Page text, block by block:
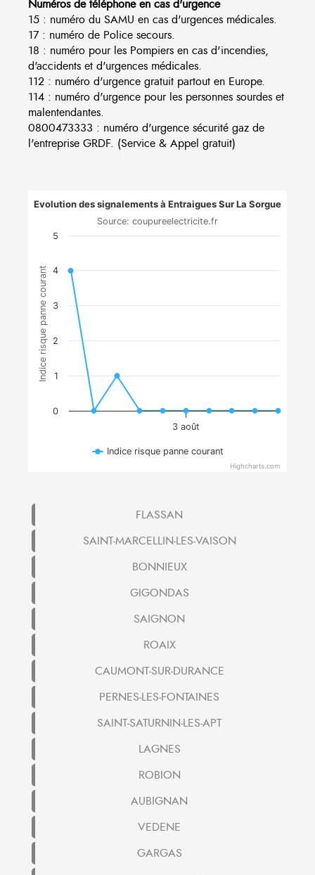
Numéros de téléphone en cas d'urgence
15 : numéro du SAMU en cas d'urgences médicales.
17 : numéro de Police secours.
18 : numéro pour les Pompiers en cas d'incendies,
d'accidents et d'urgences médicales.
112 : numéro d'urgence gratuit partout en Europe.
114 : numéro d'urgence pour les personnes sourdes et
malentendantes.
0800473333 : numéro d'urgence sécurité gaz de
l'entreprise GRDF. (Service & Appel gratuit)
Indice risque panne courant
Evolution des signalements à Entraigues Sur La Sorgue
Source: coupureelectricite.fr
3 août
0
1
2
3
4
5
Indice risque panne courant
Highcharts.com
FLASSAN
SAINT-MARCELLIN-LES-VAISON
BONNIEUX
GIGONDAS
SAIGNON
ROAIX
CAUMONT-SUR-DURANCE
PERNES-LES-FONTAINES
SAINT-SATURNIN-LES-APT
LAGNES
ROBION
AUBIGNAN
VEDENE
GARGAS